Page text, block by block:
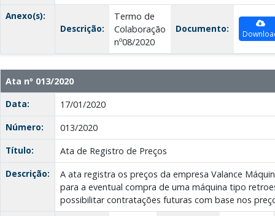
Anexo(s):
Descrição:
Termo de
Colaboração
nº08/2020
Documento:
Ata nº 013/2020
Data:
17/01/2020
Número:
013/2020
Título:
Ata de Registro de Preços
Descrição:
A ata registra os preços da empresa Valance
para a eventual compra de uma máquina tipo
possibilitar contratações futuras com base nos